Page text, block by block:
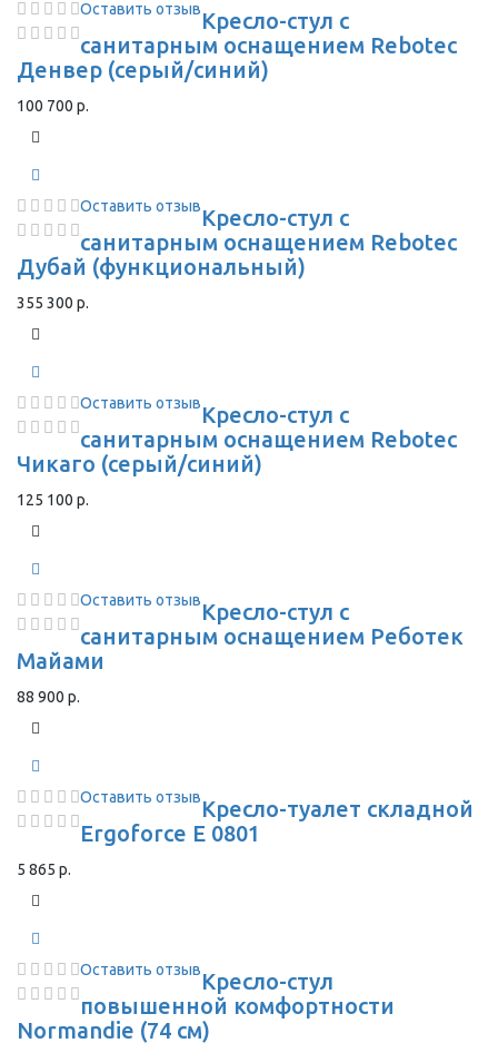
Оставить отзывКресло-стул с
санитарным оснащением Rebotec
Денвер (серый/синий)
100 700 р.
Оставить отзывКресло-стул с
санитарным оснащением Rebotec
Дубай (функциональный)
355 300 р.
Оставить отзывКресло-стул с
санитарным оснащением Rebotec
Чикаго (серый/синий)
125 100 р.
Оставить отзывКресло-стул с
санитарным оснащением Реботек
Майами
88 900 р.
Оставить отзывКресло-туалет складной
Ergoforce E 0801
5 865 р.
Оставить отзывКресло-стул
повышенной комфортности
Normandie (74 см)